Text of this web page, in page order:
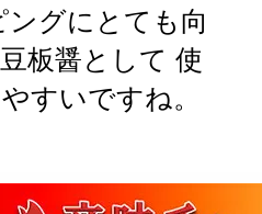
ングにとても向
板醤として 使
すいですね。